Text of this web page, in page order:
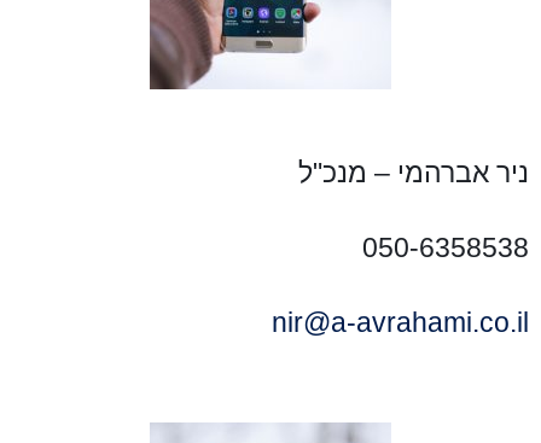
ניר אברהמי – מנכ"ל
050-6358538
nir@a-avrahami.co.il